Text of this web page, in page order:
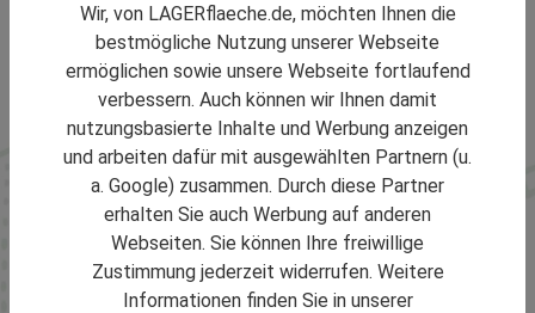
Lagerraum in
Frankfurt am Main
mieten
Suchen Sie die ideale Lagerhalle oder maßgeschneiderte
Logistikflächen im Herzen der europäischen
Transportwirtschaft? Profitieren Sie von erstklassig
angebundenen Immobilien direkt in der Metropolregion
Wir, von LAGERflaeche.de, möchten Ihnen die
bestmögliche Nutzung unserer Webseite
ermöglichen sowie unsere Webseite fortlaufend
verbessern. Auch können wir Ihnen damit
nutzungsbasierte Inhalte und Werbung anzeigen
und arbeiten dafür mit ausgewählten Partnern (u.
a. Google) zusammen. Durch diese Partner
erhalten Sie auch Werbung auf anderen
Webseiten. Sie können Ihre freiwillige
Zustimmung jederzeit widerrufen. Weitere
Informationen finden Sie in unserer